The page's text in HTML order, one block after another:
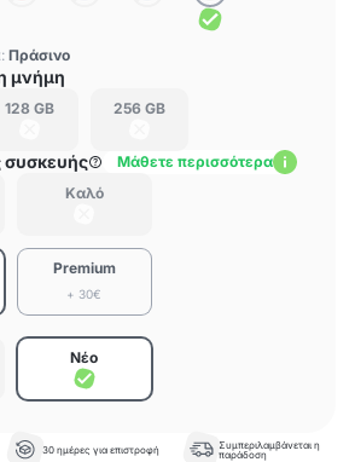
Πράσινο
μνήμη
128 GB 256 GB
συσκευής
Μάθετε περισσότερα
Καλό
Premium
+ 30€
Νέο
30 ημέρες για επιστροφή
Συμπεριλαμβάνεται η
παράδοση